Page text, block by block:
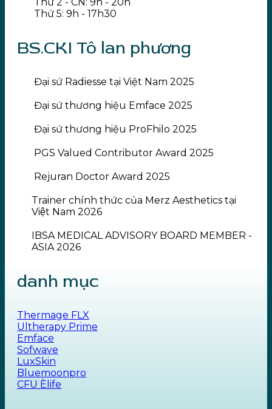
Thứ 5: 9h - 17h30
BS.CKI Tô lan phương
Đại sứ Radiesse tại Việt Nam 2025
Đại sứ thương hiệu Emface 2025
Đại sứ thương hiệu ProFhilo 2025
PGS Valued Contributor Award 2025
Rejuran Doctor Award 2025
Trainer chính thức của Merz Aesthetics tại
Việt Nam 2026
IBSA MEDICAL ADVISORY BOARD MEMBER -
ASIA 2026
danh mục
Thermage FLX
Ultherapy Prime
Emface
Sofwave
LuxSkin
Bluemoonpro
CFU Èlife